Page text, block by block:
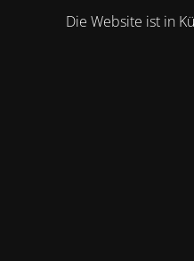
Die Website ist in